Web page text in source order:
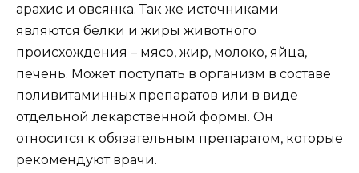
арахис и овсянка. Так же источниками
являются белки и жиры животного
происхождения – мясо, жир, молоко, яйца,
печень. Может поступать в организм в составе
поливитаминных препаратов или в виде
отдельной лекарственной формы. Он
относится к обязательным препаратом, которые
рекомендуют врачи.